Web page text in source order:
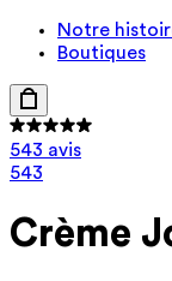
Notre
Boutiques
543 avis
543
Crème